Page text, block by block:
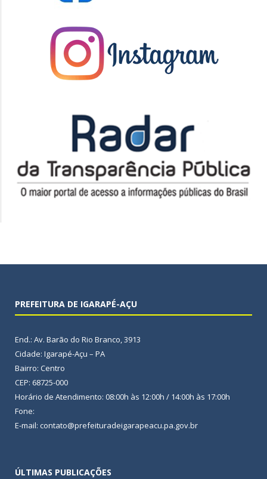
PREFEITURA DE IGARAPÉ-AÇU
End.: Av. Barão do Rio Branco, 3913
Cidade: Igarapé-Açu – PA
Bairro: Centro
CEP: 68725-000
Horário de Atendimento: 08:00h às 12:00h / 14:00h às 17:00h
Fone:
E-mail: contato@prefeituradeigarapeacu.pa.gov.br
ÚLTIMAS PUBLICAÇÕES